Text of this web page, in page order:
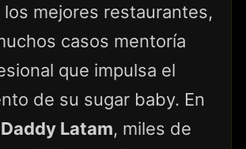
los mejores restaurantes,
casos mentoría
que impulsa el
de su sugar baby. En
Latam, miles de